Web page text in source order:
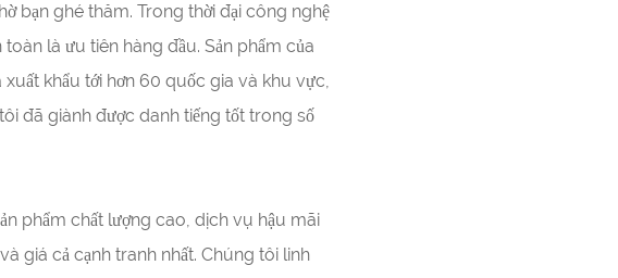
bạn ghé thăm. Trong thời đại công nghệ
là ưu tiên hàng đầu. Sản phẩm của
khẩu tới hơn 60 quốc gia và khu vực,
đã giành được danh tiếng tốt trong số
phẩm chất lượng cao, dịch vụ hậu mãi
giá cả cạnh tranh nhất. Chúng tôi linh